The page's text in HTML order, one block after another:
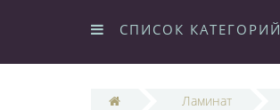
СПИСОК КАТЕГОРИЙ
Ламинат